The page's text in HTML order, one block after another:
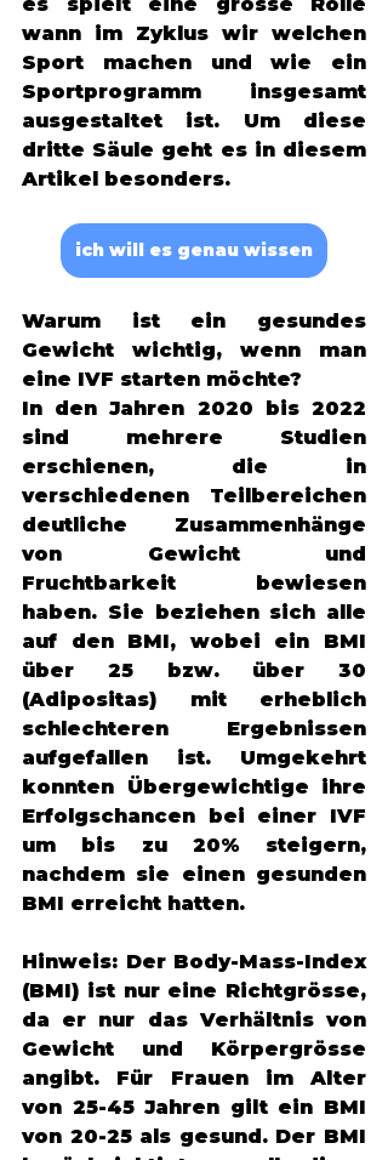
wann im Zyklus wir welchen
Sport machen und wie ein
Sportprogramm insgesamt
ausgestaltet ist. Um diese
dritte Säule geht es in diesem
Artikel besonders.
ich will es genau wissen
Warum ist ein gesundes
Gewicht wichtig, wenn man
eine IVF starten möchte?
In den Jahren 2020 bis 2022
sind mehrere Studien
erschienen, die in
verschiedenen Teilbereichen
deutliche Zusammenhänge
von Gewicht und
Fruchtbarkeit bewiesen
haben. Sie beziehen sich alle
auf den BMI, wobei ein BMI
über 25 bzw. über 30
(Adipositas) mit erheblich
schlechteren Ergebnissen
aufgefallen ist. Umgekehrt
konnten Übergewichtige ihre
Erfolgschancen bei einer IVF
um bis zu 20% steigern,
nachdem sie einen gesunden
BMI erreicht hatten.
Hinweis: Der Body-Mass-Index
(BMI) ist nur eine Richtgrösse,
da er nur das Verhältnis von
Gewicht und Körpergrösse
angibt. Für Frauen im Alter
von 25-45 Jahren gilt ein BMI
von 20-25 als gesund. Der BMI